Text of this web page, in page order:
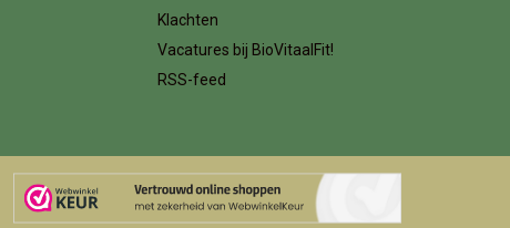
Klachten
Vacatures bij BioVitaalFit!
RSS-feed